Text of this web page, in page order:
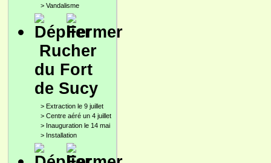
> Vandalisme
Rucher
du Fort
de Sucy
> Extraction le 9 juillet
> Centre aéré un 4 juillet
> Inauguration le 14 mai
> Installation